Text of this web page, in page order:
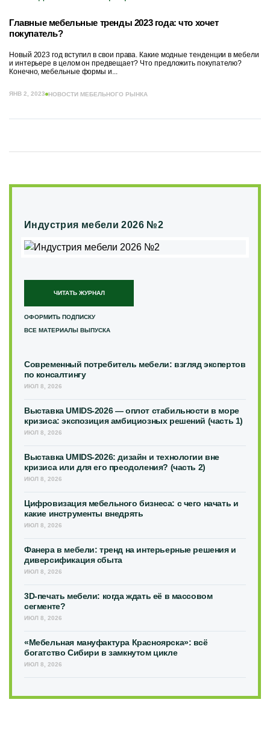
Главные мебельные тренды 2023 года: что хочет
покупатель?
Новый 2023 год вступил в свои права. Какие модные тенденции в мебели
и интерьере в целом он предвещает? Что предложить покупателю?
Конечно, мебельные формы и...
ЯНВ 2, 2023 НОВОСТИ МЕБЕЛЬНОГО РЫНКА
Индустрия мебели 2026 №2
ЧИТАТЬ ЖУРНАЛ
ОФОРМИТЬ ПОДПИСКУ
ВСЕ МАТЕРИАЛЫ ВЫПУСКА
Современный потребитель мебели: взгляд экспертов
по консалтингу
ИЮЛ 8, 2026
Выставка UMIDS-2026 — оплот стабильности в море
кризиса: экспозиция амбициозных решений (часть 1)
ИЮЛ 8, 2026
Выставка UMIDS-2026: дизайн и технологии вне
кризиса или для его преодоления? (часть 2)
ИЮЛ 8, 2026
Цифровизация мебельного бизнеса: с чего начать и
какие инструменты внедрять
ИЮЛ 8, 2026
Фанера в мебели: тренд на интерьерные решения и
диверсификация сбыта
ИЮЛ 8, 2026
3D-печать мебели: когда ждать её в массовом
сегменте?
ИЮЛ 8, 2026
«Мебельная мануфактура Красноярска»: всё
богатство Сибири в замкнутом цикле
ИЮЛ 8, 2026